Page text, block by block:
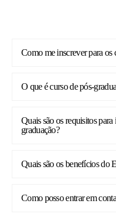
Como me inscrever para os
O que é curso de pós-
Quais são os requisitos
graduação?
Quais são os benefícios do
Como posso entrar em